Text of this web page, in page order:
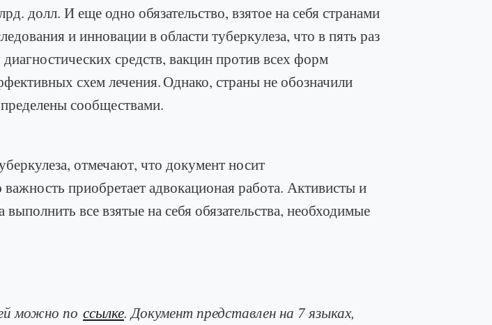
долл. И еще одно обязательство, взятое на себя странами
и инновации в области туберкулеза, что в пять раз
средств, вакцин против всех форм
схем лечения. Однако, страны не обозначили
сообществами.
отмечают, что документ носит
приобретает адвокационая работа. Активисты и
все взятые на себя обязательства, необходимые
можно по ссылке. Документ представлен на 7 языках,